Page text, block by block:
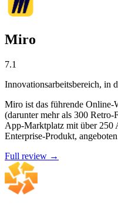
Miro
7.1
Innovationsarbeitsbereich, in
Miro ist das führende Online-
(darunter mehr als 300
App-Marktplatz mit über 250
Enterprise-Produkt,
Full review →